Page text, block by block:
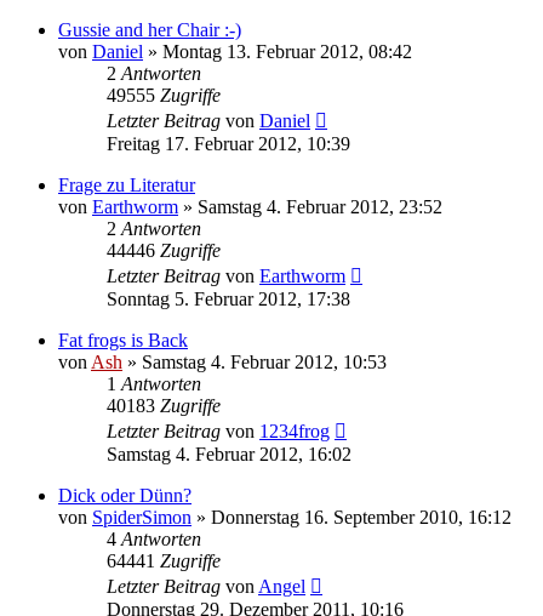
Gussie and her Chair :-)
von Daniel » Montag 13. Februar 2012, 08:42
2 Antworten
49555 Zugriffe
Letzter Beitrag von Daniel
Freitag 17. Februar 2012, 10:39
Frage zu Literatur
von Earthworm » Samstag 4. Februar 2012, 23:52
2 Antworten
44446 Zugriffe
Letzter Beitrag von Earthworm
Sonntag 5. Februar 2012, 17:38
Fat frogs is Back
von Ash » Samstag 4. Februar 2012, 10:53
1 Antworten
40183 Zugriffe
Letzter Beitrag von 1234frog
Samstag 4. Februar 2012, 16:02
Dick oder Dünn?
von SpiderSimon » Donnerstag 16. September 2010, 16:12
4 Antworten
64441 Zugriffe
Letzter Beitrag von Angel
Donnerstag 29. Dezember 2011, 10:16